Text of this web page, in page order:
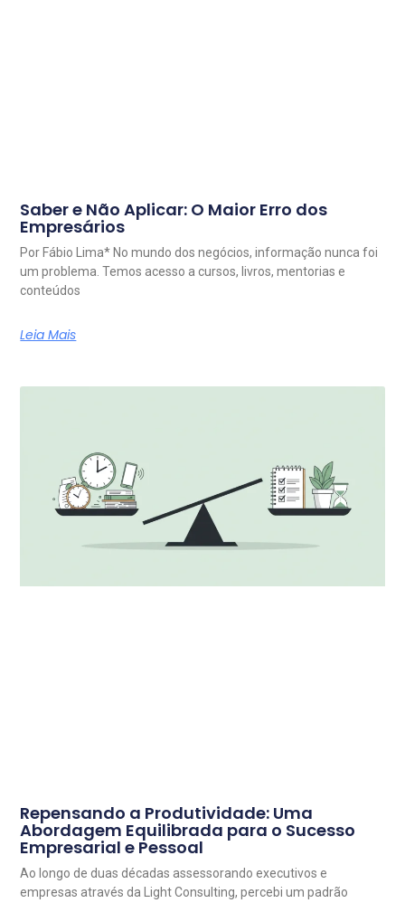
Saber e Não Aplicar: O Maior Erro dos
Empresários
Por Fábio Lima* No mundo dos negócios, informação nunca foi
um problema. Temos acesso a cursos, livros, mentorias e
conteúdos
Leia Mais
Repensando a Produtividade: Uma
Abordagem Equilibrada para o Sucesso
Empresarial e Pessoal
Ao longo de duas décadas assessorando executivos e
empresas através da Light Consulting, percebi um padrão